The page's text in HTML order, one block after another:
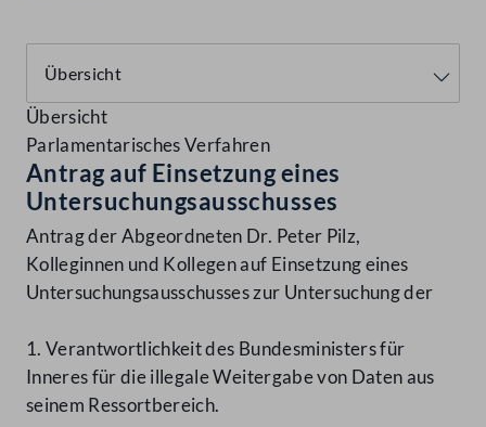
Übersicht
Parlamentarisches Verfahren
Antrag auf Einsetzung eines
Untersuchungsausschusses
Antrag der Abgeordneten Dr. Peter Pilz,
Kolleginnen und Kollegen auf Einsetzung eines
Untersuchungsausschusses zur Untersuchung der
1. Verantwortlichkeit des Bundesministers für
Inneres für die illegale Weitergabe von Daten aus
seinem Ressortbereich.